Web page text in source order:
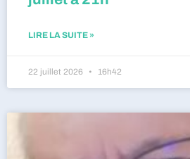
LIRE LA SUITE »
22 juillet 2026 16h42